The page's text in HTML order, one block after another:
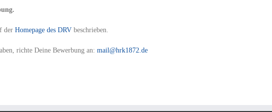
der Homepage des DRVbeschrieben.
richte Deine Bewerbung an: mail@hrk1872.de